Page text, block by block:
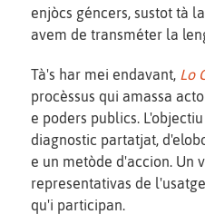
enjòcs géncers, sustot tà
avem de transméter la
Tà's har mei endavant, Lo
procèssus qui amassa
e poders publics.
diagnostic partatjat,
e un metòde d'accion. Un
representativas de
qu'i participan.